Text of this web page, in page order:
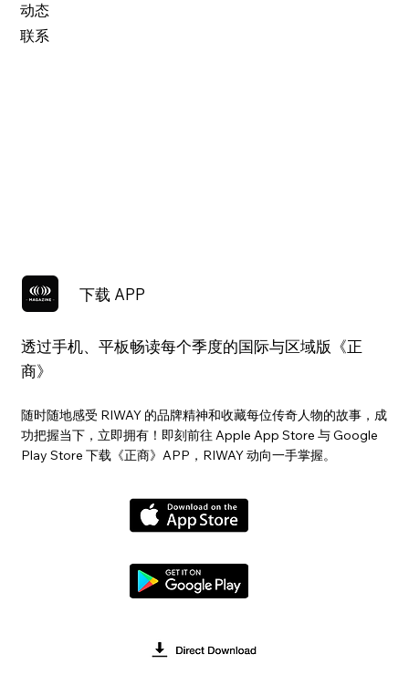
动态
联系
下载 APP
透过手机、平板畅读每个季度的国际与区域版《正
商》
随时随地感受 RIWAY 的品牌精神和收藏每位传奇人物的故事，成
功把握当下，立即拥有！即刻前往 Apple App Store 与 Google
Play Store 下载《正商》APP，RIWAY 动向一手掌握。